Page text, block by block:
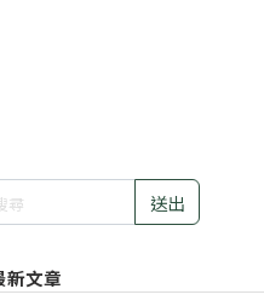
送出
新文章